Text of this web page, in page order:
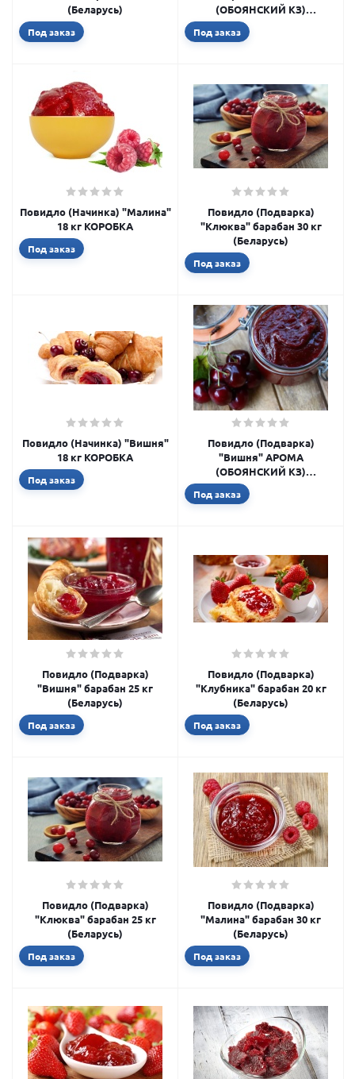
(Беларусь)
Под заказ
(ОБОЯНСКИЙ КЗ)
гофроящик 15 кг
Под заказ
Повидло (Начинка) "Малина"
18 кг КОРОБКА
Под заказ
Повидло (Подварка)
"Клюква" барабан 30 кг
(Беларусь)
Под заказ
Повидло (Начинка) "Вишня"
18 кг КОРОБКА
Под заказ
Повидло (Подварка)
"Вишня" АРОМА
(ОБОЯНСКИЙ КЗ)
гофроящик 15 кг
Под заказ
Повидло (Подварка)
"Вишня" барабан 25 кг
(Беларусь)
Под заказ
Повидло (Подварка)
"Клубника" барабан 20 кг
(Беларусь)
Под заказ
Повидло (Подварка)
"Клюква" барабан 25 кг
(Беларусь)
Под заказ
Повидло (Подварка)
"Малина" барабан 30 кг
(Беларусь)
Под заказ